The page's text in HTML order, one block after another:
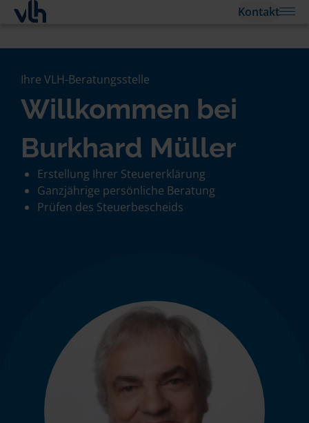
Kontakt
Ihre VLH-Beratungsstelle
Willkommen bei
Burkhard Müller
Erstellung Ihrer Steuererklärung
Ganzjährige persönliche Beratung
Prüfen des Steuerbescheids